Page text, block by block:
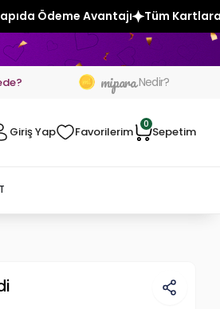
Tüm Kartlara 12 Taksit Kapıda
mipara Nedir?
Giriş Yap Favorilerim
0
Sepetim